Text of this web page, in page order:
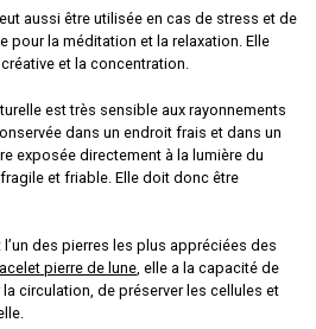
aussi être utilisée en cas de stress et de
pour la méditation et la relaxation. Elle
et la concentration.
est très sensible aux rayonnements
dans un endroit frais et dans un
exposée directement à la lumière du
et friable. Elle doit donc être
des pierres les plus appréciées des
pierre de lune , elle a la capacité de
circulation, de préserver les cellules et